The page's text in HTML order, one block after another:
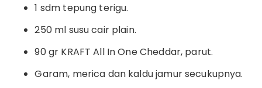
1 sdm tepung terigu.
250 ml susu cair plain.
90 gr KRAFT All In One Cheddar, parut.
Garam, merica dan kaldu jamur secukupnya.